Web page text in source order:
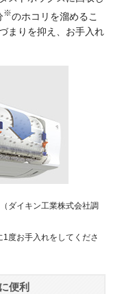
※のホコリを溜めるこ
まりを抑え、お手入れ
ダイキン工業株式会社調
度お手入れをしてくださ
便利